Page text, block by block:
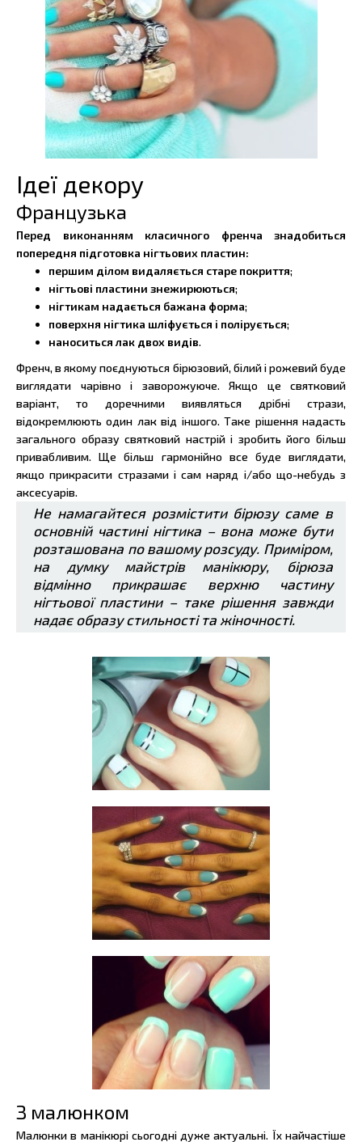
Ідеї декору
Французька
Перед виконанням класичного френча знадобиться
попередня підготовка нігтьових пластин:
першим ділом видаляється старе покриття;
нігтьові пластини знежирюються;
нігтикам надається бажана форма;
поверхня нігтика шліфується і полірується;
наноситься лак двох видів.
Френч, в якому поєднуються бірюзовий, білий і рожевий буде
виглядати чарівно і заворожуюче. Якщо це святковий
варіант, то доречними виявляться дрібні стрази,
відокремлюють один лак від іншого. Таке рішення надасть
загального образу святковий настрій і зробить його більш
привабливим. Ще більш гармонійно все буде виглядати,
якщо прикрасити стразами і сам наряд і/або що-небудь з
аксесуарів.
Не намагайтеся розмістити бірюзу саме в
основній частині нігтика – вона може бути
розташована по вашому розсуду. Приміром,
на думку майстрів манікюру, бірюза
відмінно прикрашає верхню частину
нігтьової пластини – таке рішення завжди
надає образу стильності та жіночності.
З малюнком
Малюнки в манікюрі сьогодні дуже актуальні. Їх найчастіше